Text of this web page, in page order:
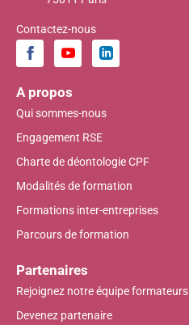
Contactez-nous
A propos
Qui sommes-nous
Engagement RSE
Charte de déontologie CPF
Modalités de formation
Formations inter-entreprises
Parcours de formation
Partenaires
Rejoignez notre équipe formateurs
Devenez partenaire